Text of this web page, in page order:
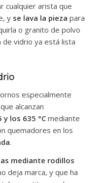
cualquier arista que
y se lava la pieza para
o granito de polvo
de vidrio ya está lista
especialmente
alcanzan
y los 635 °Cmediante
quemadores en los
.
mediante rodillos
deja marca, y que ha